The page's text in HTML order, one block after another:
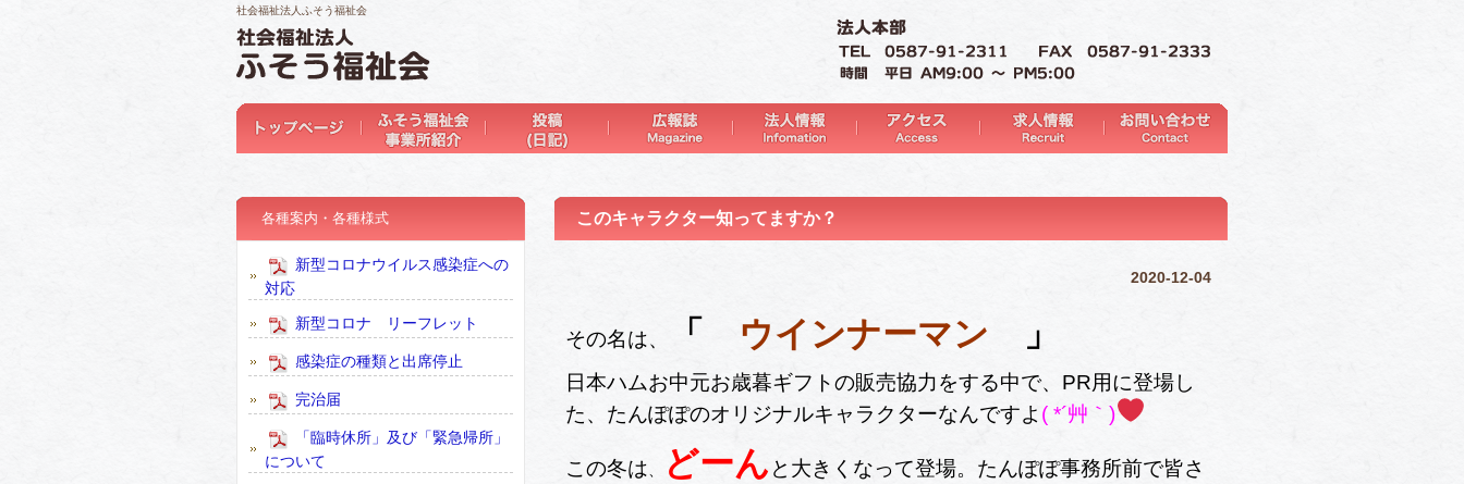
社会福祉法人ふそう福祉会
このキャラクター知ってますか？
2020-12-04
その名は、 「 ウインナーマン 」
日本ハムお中元お歳暮ギフトの販売協力をする中で、PR用に登場し
た、たんぽぽのオリジナルキャラクターなんですよ ( *´艸｀)
この冬は どーん と 大きくなって登場。たんぽぽ事務所前で皆さ
各種案内・各種様式
新型コロナウイルス感染症への
対応
新型コロナ リーフレット
感染症の種類と出席停止
完治届
「臨時休所」及び「緊急帰所」
について